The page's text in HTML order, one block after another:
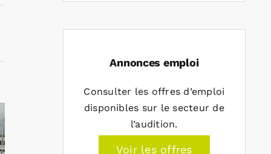
Annonces emploi
Consulter les offres d’emploi
disponibles sur le secteur de
l’audition.
Voir les offres